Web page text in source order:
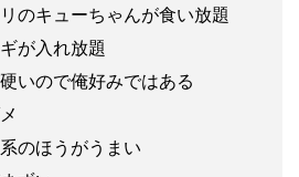
リのキューちゃんが食い放題
が入れ放題
硬いので俺好みではある
系のほうがうまい